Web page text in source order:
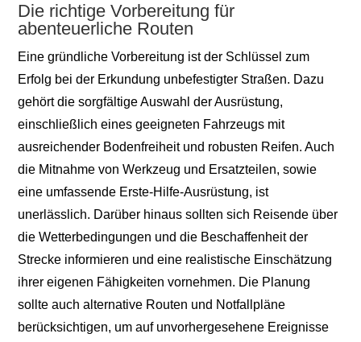
Die richtige Vorbereitung für
abenteuerliche Routen
Eine gründliche Vorbereitung ist der Schlüssel zum
Erfolg bei der Erkundung unbefestigter Straßen. Dazu
gehört die sorgfältige Auswahl der Ausrüstung,
einschließlich eines geeigneten Fahrzeugs mit
ausreichender Bodenfreiheit und robusten Reifen. Auch
die Mitnahme von Werkzeug und Ersatzteilen, sowie
eine umfassende Erste-Hilfe-Ausrüstung, ist
unerlässlich. Darüber hinaus sollten sich Reisende über
die Wetterbedingungen und die Beschaffenheit der
Strecke informieren und eine realistische Einschätzung
ihrer eigenen Fähigkeiten vornehmen. Die Planung
sollte auch alternative Routen und Notfallpläne
berücksichtigen, um auf unvorhergesehene Ereignisse